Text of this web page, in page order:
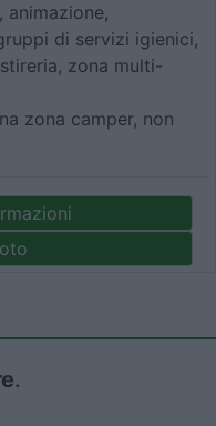
di servizi igienici,
zona multi-
zona camper, non
.